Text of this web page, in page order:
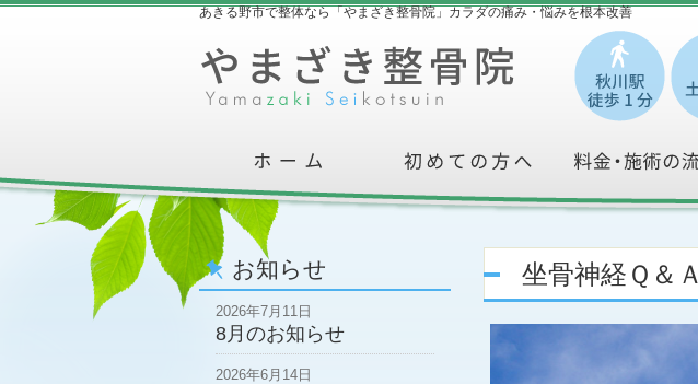
あきる野市で整体なら「やまざき整骨院」カラダの痛み・悩みを根本改善
お知らせ
2026年7月11日
8月のお知らせ
2026年6月14日
坐骨神経Ｑ＆Ａ